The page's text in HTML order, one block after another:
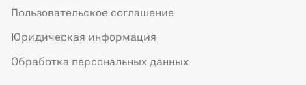
Пользовательское соглашение
Юридическая информация
Обработка персональных данных